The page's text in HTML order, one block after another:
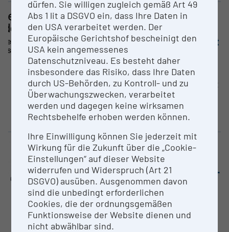
Core facility (CF)
Monitoring „DigiRI Call“
ESFRI-Research Infrastructures „E-RIHS ERIC“
Center for Materials Science in Art
and Conser­vation
Academy of Fine Arts Vienna
The specific research equipment
and facilities available for
materials science research on
artworks are also...
Large equipment
Monitoring „DigiRI Call“
ESFRI-Research Infrastructures „E-RIHS ERIC“
Dispersive confocal Raman micro­
scope InVia
Academy of Fine Arts Vienna
The inVia confocal dispersive
Raman microscope from
dürfen. Sie willigen zugleich gemäß Art 49
Abs 1 lit a DSGVO ein, dass Ihre Daten in
den USA verarbeitet werden. Der
Europäische Gerichtshof bescheinigt den
USA kein angemessenes
Datenschutzniveau. Es besteht daher
insbesondere das Risiko, dass Ihre Daten
durch US-Behörden, zu Kontroll- und zu
Überwachungszwecken, verarbeitet
werden und dagegen keine wirksamen
Rechtsbehelfe erhoben werden können.
Ihre Einwilligung können Sie jederzeit mit
Wirkung für die Zukunft über die „Cookie-
Einstellungen“ auf dieser Website
widerrufen und Widerspruch (Art 21
DSGVO) ausüben. Ausgenommen davon
sind die unbedingt erforderlichen
Cookies, die der ordnungsgemäßen
Funktionsweise der Website dienen und
nicht abwählbar sind.